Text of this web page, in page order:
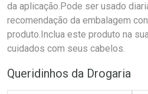
da aplicação.Pode ser usado
recomendação da embalagem
produto.Inclua este produto na
cuidados com seus cabelos.
Queridinhos da Drogaria